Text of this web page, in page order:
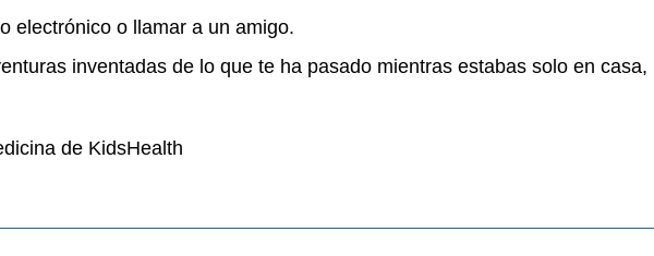
electrónico o llamar a un amigo.
inventadas de lo que te ha pasado mientras estabas solo en casa,
de KidsHealth